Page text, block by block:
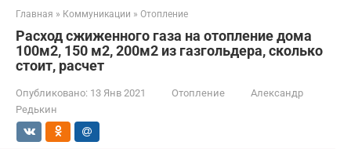
Главная » Коммуникации » Отопление
Расход сжиженного газа на отопление дома
100м2, 150 м2, 200м2 из газгольдера, сколько
стоит, расчет
Опубликовано: 13 Янв 2021 Отопление
Александр
Редькин